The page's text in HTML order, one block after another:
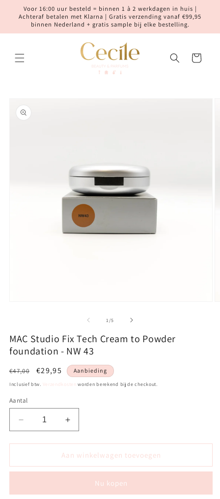
naar de
content
Voor 16:00 uur besteld = binnen 1 à 2 werkdagen in huis |
Achteraf betalen met Klarna | Gratis verzending vanaf €99,95
binnen Nederland + gratis sample bij elke bestelling.
Winkelwagen
modaal
1 /van
5
MAC Studio Fix Tech Cream to Powder
foundation - NW 43
Normale
prijs
€47,00 Aanbiedingsprijs
€29,95 Aanbieding
Inclusief btw. Verzendkosten worden berekend bij de checkout.
Aantal
Aantal
verlagen
voor
Studio
Cream
Aantal
verhogen
voor
MAC
Studio
Cream
Aan winkelwagen toevoegen
Nu kopen